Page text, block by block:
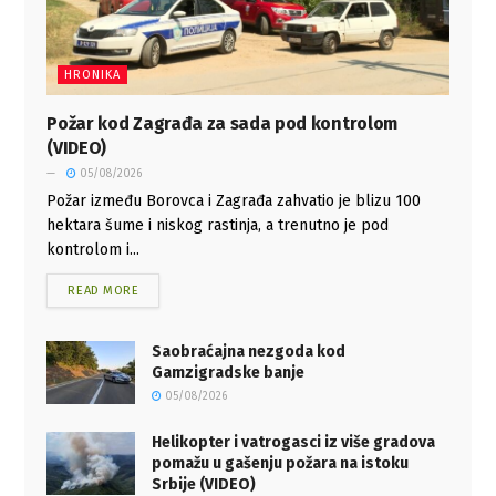
HRONIKA
Požar kod Zagrađa za sada pod kontrolom
(VIDEO)
05/08/2026
Požar između Borovca i Zagrađa zahvatio je blizu 100
hektara šume i niskog rastinja, a trenutno je pod
kontrolom i...
READ MORE
Saobraćajna nezgoda kod
Gamzigradske banje
05/08/2026
Helikopter i vatrogasci iz više gradova
pomažu u gašenju požara na istoku
Srbije (VIDEO)